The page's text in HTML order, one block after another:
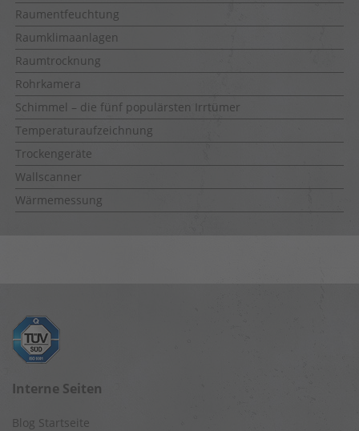
Raumentfeuchtung
Raumklimaanlagen
Raumtrocknung
Rohrkamera
Schimmel – die fünf populärsten Irrtümer
Temperaturaufzeichnung
Trockengeräte
Wallscanner
Wärmemessung
Interne Seiten
Blog Startseite